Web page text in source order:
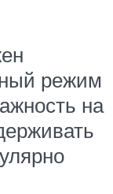
режим
на